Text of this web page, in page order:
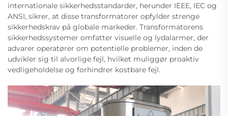
internationale sikkerhedsstandarder, herunder IEEE, IEC og
ANSI, sikrer, at disse transformatorer opfylder strenge
sikkerhedskrav på globale markeder. Transformatorens
sikkerhedssystemer omfatter visuelle og lydalarmer, der
advarer operatører om potentielle problemer, inden de
udvikler sig til alvorlige fejl, hvilket muliggør proaktiv
vedligeholdelse og forhindrer kostbare fejl.